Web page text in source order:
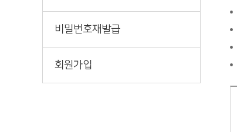
비밀번호재발급
회원가입